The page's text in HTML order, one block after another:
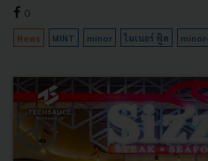
0
News MINT minor ไมเนอร์ ฟู้ด